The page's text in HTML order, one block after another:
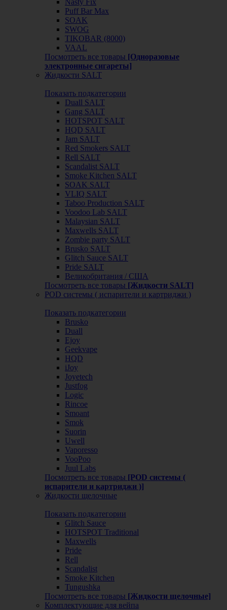
Puff Bar Max
SOAK
SWOG
TIKOBAR (8000)
VAAL
Посмотреть все товары [Одноразовые
электронные сигареты]
Жидкости SALT
Показать подкатегории
Duall SALT
Gang SALT
HOTSPOT SALT
HQD SALT
Jam SALT
Red Smokers SALT
Rell SALT
Scandalist SALT
Smoke Kitchen SALT
SOAK SALT
VLIQ SALT
Taboo Production SALT
Voodoo Lab SALT
Malaysian SALT
Maxwells SALT
Zombie party SALT
Brusko SALT
Glitch Sauce SALT
Pride SALT
Великобритания / США
Посмотреть все товары [Жидкости SALT]
POD системы ( испарители и картриджи )
Показать подкатегории
Brusko
Duall
Ejoy
Geekvape
HQD
iJoy
Joyetech
Justfog
Logic
Rincoe
Smoant
Smok
Suorin
Uwell
Vaporesso
VooPoo
Juul Labs
Посмотреть все товары [POD системы (
испарители и картриджи )]
Жидкости щелочные
Показать подкатегории
Glitch Sauce
HOTSPOT Traditional
Maxwells
Pride
Rell
Scandalist
Smoke Kitchen
Tungushka
Посмотреть все товары [Жидкости щелочные]
Комплектующие для вейпа